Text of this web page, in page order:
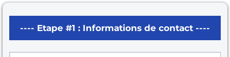
---- Etape #1 : Informations de contact ----